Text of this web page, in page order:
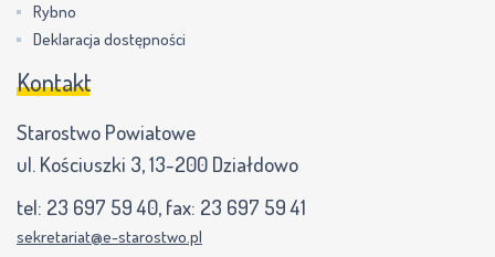
Rybno
Deklaracja dostępności
Kontakt
Starostwo Powiatowe
ul. Kościuszki 3, 13-200 Działdowo
tel: 23 697 59 40, fax: 23 697 59 41
sekretariat@e-starostwo.pl